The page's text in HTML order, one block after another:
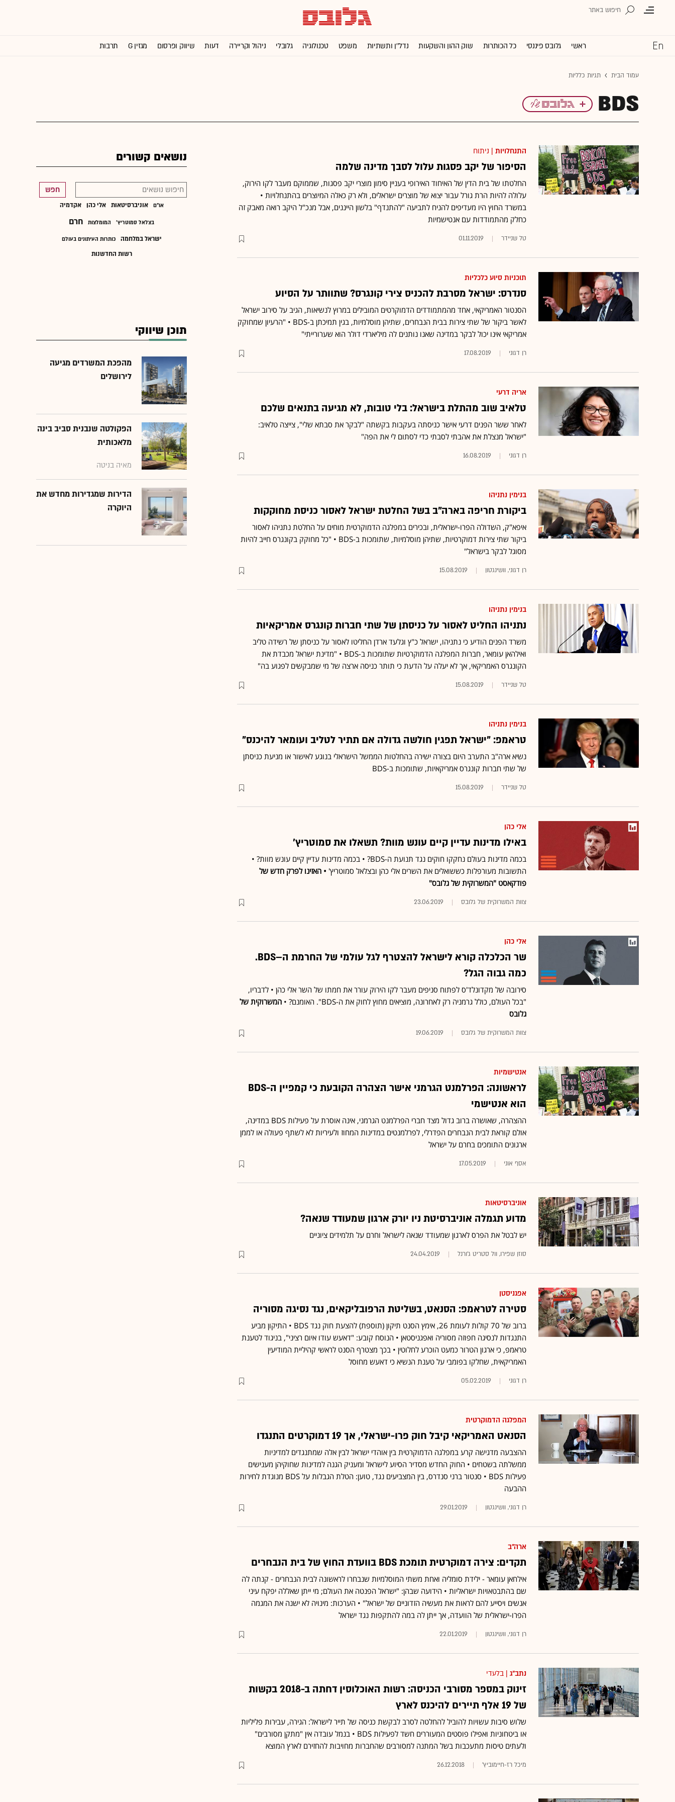
ראשי גלובס פיננסי כל הכותרות שוק ההון והשקעות נדל''ן ותשתיות משפט טכנולוגיה גלובלי ניהול וקריירה דעות שיווק ופרסום מגזין G תרבות
עמוד הבית תגיות כלליות
BDS
התנחלויות | ניתוח
הסיפור של יקב פסגות עלול לסבך מדינה שלמה
החלטתו של בית הדין של האיחוד האירופי בעניין סימון מוצרי יקב פסגות, שממוקם מעבר לקו הירוק,
עלולה להיות הרת גורל עבור יצוא של מוצרים ישראלים, ולא רק כאלה המיוצרים בהתנחלויות •
במשרד החוץ היו מעדיפים להניח לתביעה "להתנדף" בלשון הייננים, אבל מנכ"ל היקב רואה מאבק זה
כחלק מהתמודדות עם אנטישמיות
טל שניידר 01.11.2019
תוכניות סיוע כלכליות
סנדרס: ישראל מסרבת להכניס צירי קונגרס? שתוותר על הסיוע
הסנטור האמריקאי, אחד מהמתמודדים הדמוקרטים המובילים במרוץ לנשיאות, הגיב על סירוב ישראל
לאשר ביקור של שתי צירות בבית הנבחרים, שתיהן מוסלמיות, בגין תמיכתן ב-BDS • "הרעיון שמחוקק
אמריקאי אינו יכול לבקר במדינה שאנו נותנים לה מיליארדי דולר הוא שערורייתי"
רן דגוני 17.08.2019
אריה דרעי
טלאיב שוב מהתלת בישראל: בלי טובות, לא מגיעה בתנאים שלכם
לאחר ששר הפנים דרעי אישר כניסתה בעקבות בקשתה "לבקר את סבתא שלי", צייצה טלאיב:
"ישראל מנצלת את אהבתי לסבתי כדי לסתום לי את הפה"
רן דגוני 16.08.2019
בנימין נתניהו
ביקורת חריפה בארה"ב בשל החלטת ישראל לאסור כניסת מחוקקות
איפא"ק, השדולה הפרו-ישראלית, ובכירים במפלגה הדמוקרטית מוחים על החלטת נתניהו לאסור
ביקור שתי צירות דמוקרטיות, שתיהן מוסלמיות, שתומכות ב-BDS • "כל מחוקק בקונגרס חייב להיות
מסוגל לבקר בישראל"
רן דגוני, וושינגטון 15.08.2019
בנימין נתניהו
נתניהו החליט לאסור על כניסתן של שתי חברות קונגרס אמריקאיות
משרד הפנים הודיע כי נתניהו, ישראל כ"ץ וגלעד ארדן החליטו לאסור על כניסתן של רשידה טליב
ואילהאן עומאר, חברות המפלגה הדמוקרטיות שתומכות ב-BDS • "מדינת ישראל מכבדת את
הקונגרס האמריקאי, אך לא יעלה על הדעת כי תותר כניסה ארצה של מי שמבקשים לפגוע בה"
טל שניידר 15.08.2019
בנימין נתניהו
טראמפ: "ישראל תפגין חולשה גדולה אם תתיר לטליב ועומאר להיכנס"
נשיא ארה"ב התערב היום בצורה ישירה בהחלטות הממשל הישראלי בנוגע לאישור או מניעת כניסתן
של שתי חברות קונגרס אמריקאיות, שתומכות ב-BDS
טל שניידר 15.08.2019
אלי כהן
באילו מדינות עדיין קיים עונש מוות? תשאלו את סמוטריץ'
בכמה מדינות בעולם נחקקו חוקים נגד תנועת ה-BDS? • בכמה מדינות עדיין קיים עונש מוות? •
התשובות מעורפלות כששואלים את השרים אלי כהן ובצלאל סמוטריץ' • האזינו לפרק חדש של
פודקאסט "המשרוקית של גלובס"
צוות המשרוקית של גלובס 23.06.2019
אלי כהן
שר הכלכלה קורא לישראל להצטרף לגל עולמי של החרמת ה–BDS.
כמה גבוה הגל?
סירובה של מקדונלד'ס לפתוח סניפים מעבר לקו הירוק עורר את חמתו של השר אלי כהן • לדבריו,
"בכל העולם, כולל גרמניה רק לאחרונה, מוציאים מחוץ לחוק את ה-BDS". האומנם? •
המשרוקית של
גלובס
צוות המשרוקית של גלובס 19.06.2019
אנטישמיות
לראשונה: הפרלמנט הגרמני אישר הצהרה הקובעת כי קמפיין ה-BDS
הוא אנטישמי
ההצהרה, שאושרה ברוב גדול מצד חברי הפרלמנט הגרמני, אינה אוסרת על פעילות BDS במדינה,
אולם קוראת לבית הנבחרים הפדרלי, לפרלמנטים במדינות המחוז ולעיריות לא לשתף פעולה או לממן
ארגונים התומכים בחרם על ישראל
אסף אוני 17.05.2019
אוניברסיטאות
מדוע תגמלה אוניברסיטת ניו יורק ארגון שמעודד שנאה?
יש לבטל את הפרס לארגון שמעודד שנאה לישראל וחרם על תלמידים ציוניים
סוזן שפירו, וול סטריט ג'ורנל 24.04.2019
אפגניסטן
סטירה לטראמפ: הסנאט, בשליטת הרפובליקאים, נגד נסיגה מסוריה
ברוב של 70 קולות לעומת 26, אימץ הסנט תיקון (תוספת) להצעת חוק נגד BDS • התיקון מביע
התנגדות לנסיגה חפוזה מסוריה ואפגניסטאן • הנוסח קובע: "דאעש עודו איום רציני", בניגוד לטענת
טראמפ, כי ארגון הטרור כמעט הוכרע לחלוטין • בכך מצטרף הסנט לראשי קהיליית המודיעין
האמריקאית, שחלקו בפומבי על טענת הנשיא כי דאעש מחוסל
רן דגוני 05.02.2019
המפלגה הדמוקרטית
הסנאט האמריקאי קיבל חוק פרו-ישראלי, אך 19 דמוקרטים התנגדו
ההצבעה מדגישה קרע במפלגה הדמוקרטית בין אוהדי ישראל לבין אלה שמתנגדים למדיניות
ממשלתה בשטחים • החוק החדש מסדיר הסיוע לישראל ומעניק הגנה למדינות שחוקיהן מענישים
פעילות BDS • סנטור ברני סנדרס, בין המצביעים נגד, טוען: הטלת הגבלות על BDS מנוגדת לחירות
ההבעה
רן דגוני, וושינגטון 29.01.2019
ארה"ב
תקדים: צירה דמוקרטית תומכת BDS בוועדת החוץ של בית הנבחרים
אילחאן עומאר - ילידת סומליה ואחת משתי המוסלמיות שנבחרו לראשונה לבית הנבחרים - קנתה לה
שם בהתבטאויות ישראליות • הידועה שבהן: "ישראל הפנטה את העולם; מי ייתן שאללה יפקח עיני
אנשים ויסייע להם לראות את מעשיה הזדוניים של ישראל" • הערכות: מינויה לא ישנה את המגמה
הפרו-ישראלית של הוועדה, אך ייתן לה במה להתקפות נגד ישראל
רן דגוני, וושינגטון 22.01.2019
נתב"ג | בלעדי
זינוק במספר מסורבי הכניסה: רשות האוכלוסין דחתה ב-2018 בקשות
של 19 אלף תיירים להיכנס לארץ
שלוש סיבות עשויות להוביל להחלטה לסרב לבקשת כניסה של תייר לישראל: הגירה, עבירות פליליות
או ביטחוניות ואפילו פוסטים המעוררים חשד לפעילות BDS • בנמל עובדה אין "מתקן מסורבים"
ולעתים טיסות מתעכבות בשל המתנה למסורבים שהחברות מחויבות להחזירם לארץ המוצא
מיכל רז-חיימוביץ' 26.12.2018
נושאים קשורים
חפש
או"ם אוניברסיטאות אלי כהן אקדמיה
בצלאל סמוטריץ' המומלצות חרם
ישראל במלחמה כותרות העיתונים בעולם
רשות החדשנות
תוכן שיווקי
מהפכת המשרדים מגיעה
לירושלים
הפקולטה שנבנית סביב בינה
מלאכותית
מאיה בניטה
הדירות שמגדירות מחדש את
היוקרה